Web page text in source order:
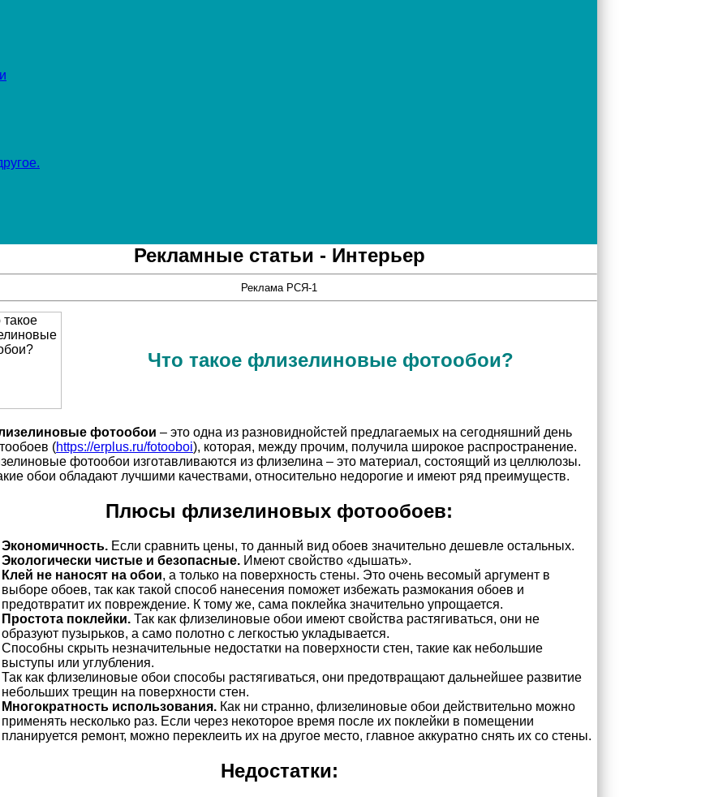
Рекламные статьи - Интерьер
Реклама РСЯ-1
Что такое флизелиновые фотообои?
фотообои – это одна из разновиднойстей предлагаемых на сегодняшний день
(https://erplus.ru/fotooboi), которая, между прочим, получила широкое распространение.
фотообои изготавливаются из флизелина – это материал, состоящий из целлюлозы.
обои обладают лучшими качествами, относительно недорогие и имеют ряд преимуществ.
Плюсы флизелиновых фотообоев:
Экономичность. Если сравнить цены, то данный вид обоев значительно дешевле остальных.
Экологически чистые и безопасные. Имеют свойство «дышать».
Клей не наносят на обои, а только на поверхность стены. Это очень весомый аргумент в
выборе обоев, так как такой способ нанесения поможет избежать размокания обоев и
предотвратит их повреждение. К тому же, сама поклейка значительно упрощается.
Простота поклейки. Так как флизелиновые обои имеют свойства растягиваться, они не
образуют пузырьков, а само полотно с легкостью укладывается.
Способны скрыть незначительные недостатки на поверхности стен, такие как небольшие
выступы или углубления.
Так как флизелиновые обои способы растягиваться, они предотвращают дальнейшее развитие
небольших трещин на поверхности стен.
Многократность использования. Как ни странно, флизелиновые обои действительно можно
применять несколько раз. Если через некоторое время после их поклейки в помещении
планируется ремонт, можно переклеить их на другое место, главное аккуратно снять их со стены.
Недостатки: